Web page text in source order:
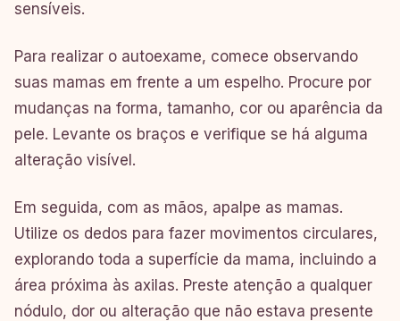
sensíveis.
Para realizar o autoexame, comece observando
suas mamas em frente a um espelho. Procure por
mudanças na forma, tamanho, cor ou aparência da
pele. Levante os braços e verifique se há alguma
alteração visível.
Em seguida, com as mãos, apalpe as mamas.
Utilize os dedos para fazer movimentos circulares,
explorando toda a superfície da mama, incluindo a
área próxima às axilas. Preste atenção a qualquer
nódulo, dor ou alteração que não estava presente